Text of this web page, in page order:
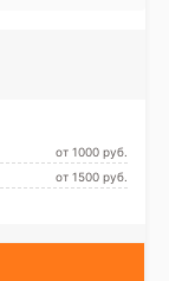
от 1000 pуб.
от 1500 pуб.